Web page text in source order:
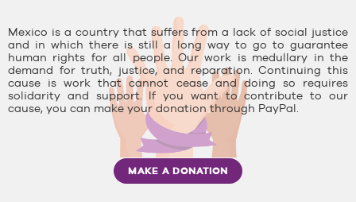
Mexico is a country that suffers from a lack of social justice
and in which there is still a long way to go to guarantee
human rights for all people. Our work is medullary in the
demand for truth, justice, and reparation. Continuing this
cause is work that cannot cease and doing so requires
solidarity and support. If you want to contribute to our
cause, you can make your donation through PayPal.
MAKE A DONATION